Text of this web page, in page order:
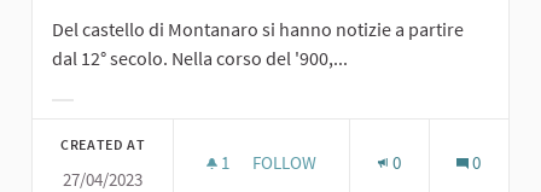
Del castello di Montanaro si hanno notizie a partire
dal 12° secolo. Nella corso del '900,...
CREATED AT
27/04/2023
1 1 FOLLOWER
FOLLOW 0 0